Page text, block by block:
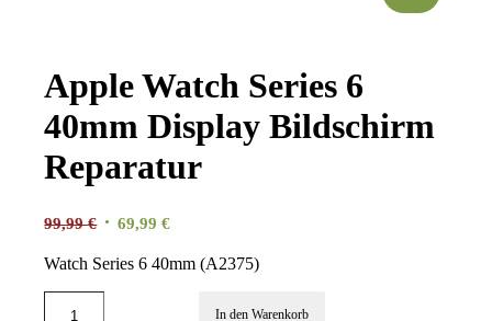
Apple Watch Series 6
40mm Display Bildschirm
Reparatur
99,99€ Ursprünglicher
war:
69,99€Aktueller
ist:
Watch Series 6 40mm (A2375)
In den Warenkorb